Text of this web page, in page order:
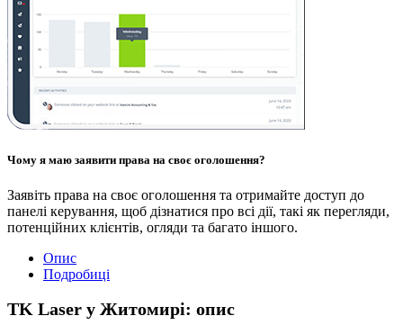
Чому я маю заявити права на своє оголошення?
Заявіть права на своє оголошення та отримайте доступ до
панелі керування, щоб дізнатися про всі дії, такі як перегляди,
потенційних клієнтів, огляди та багато іншого.
Опис
Подробиці
TK Laser у Житомирі: опис